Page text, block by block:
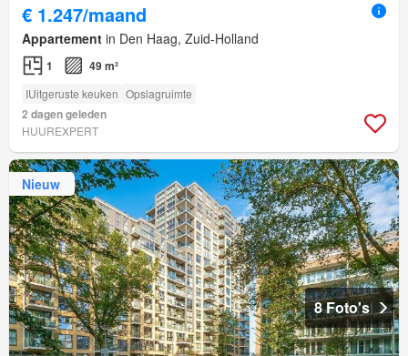
€ 1.247/maand
Appartement in Den Haag, Zuid-Holland
1 49 m²
IUitgeruste keuken Opslagruimte
2 dagen geleden
HUUREXPERT
Nieuw
8 Foto's